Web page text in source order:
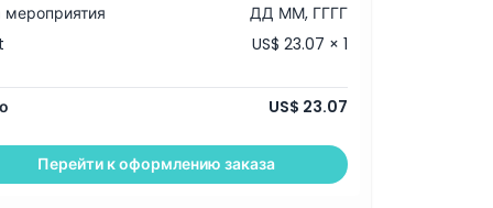
мероприятия
ДД ММ, ГГГГ
US$ 23.07 × 1
US$ 23.07
Перейти к оформлению заказа